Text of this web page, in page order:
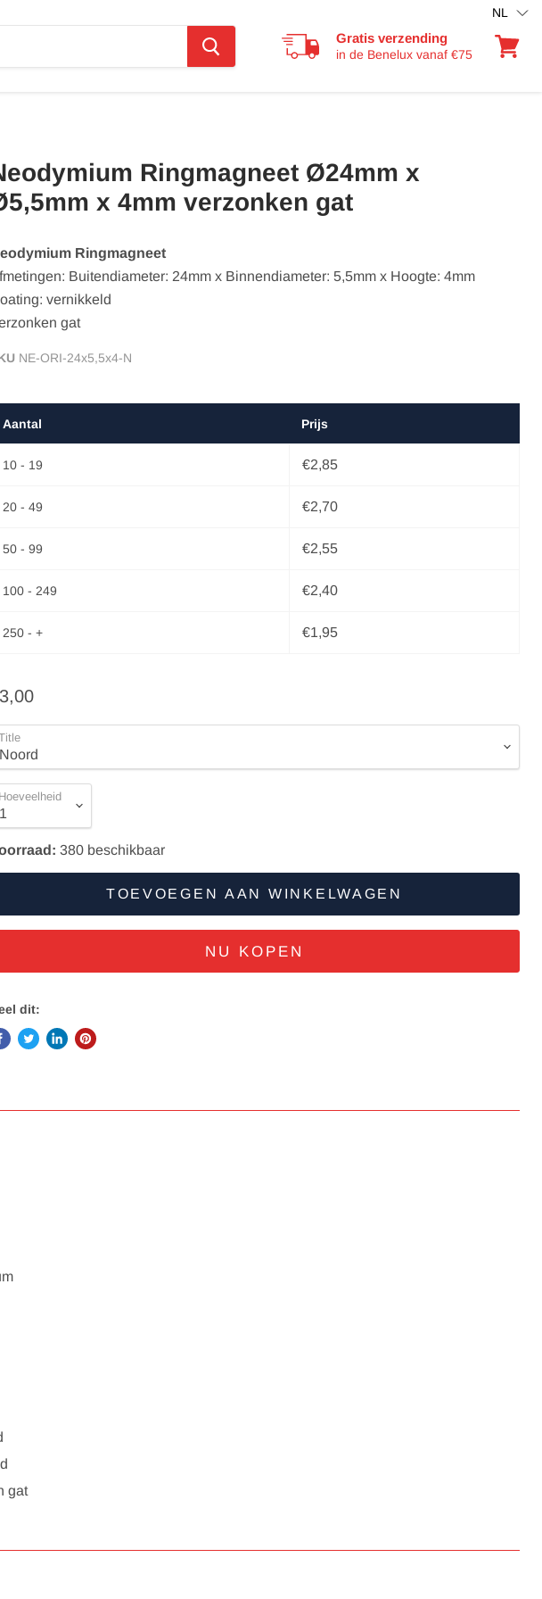
Gratis verzending
in de Benelux vanaf €75
NL
Ringmagneet Ø24mm x
x 4mm verzonken gat
Ringmagneet
Buitendiameter: 24mm x Binnendiameter: 5,5mm x Hoogte: 4mm
vernikkeld
gat
NE-ORI-24x5,5x4-N
Aantal Prijs
10 - 19 €2,85
20 - 49 €2,70
50 - 99 €2,55
100 - 249 €2,40
250 - + €1,95
Hoeveelheid
380beschikbaar
TOEVOEGEN AAN WINKELWAGEN
NU KOPEN
dit:
gat